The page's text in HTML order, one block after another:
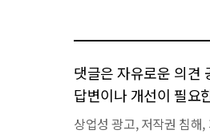
댓글은 자유로운 의견
답변이나 개선이 필요
상업성 광고, 저작권 침해